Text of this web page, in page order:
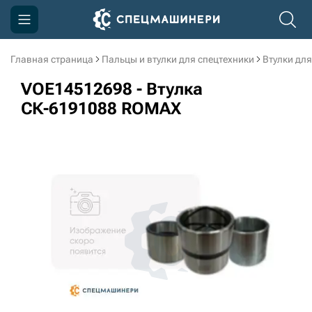
Главная страница Пальцы и втулки для спецтехники Втулки
VOE14512698 - Втулка
СК-6191088 ROMAX
Компания
Акции
3D тур по производству
3D тур по складам
sksale@skdst.ru